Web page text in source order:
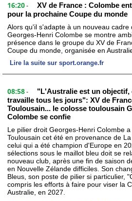
16:20 -
XV de France : Colombe
pour la prochaine Coupe du monde
Alors qu'il s'adapte à un nouveau cadre
Georges-Henri Colombe se montre
présence dans le groupe du XV de
Coupe du monde, organisée en
Lire la suite sur sport.orange.fr
08:58 -
"L'Australie est un objectif,
travaille tous les jours": XV de
Toulousain... le colosse toulousain
Colombe se confie
Le pilier droit Georges-Henri Colombe
Toulousain cet été en provenance de La
celui qui a été champion d'Europe en
sélections sous le maillot bleu doit se
nouveau club, après une fin de saison
en Nouvelle Zélande difficiles. Son
Bleus, son poste de pilier si particulier,
compris les efforts à faire pour viser la
Australie, en 2027.